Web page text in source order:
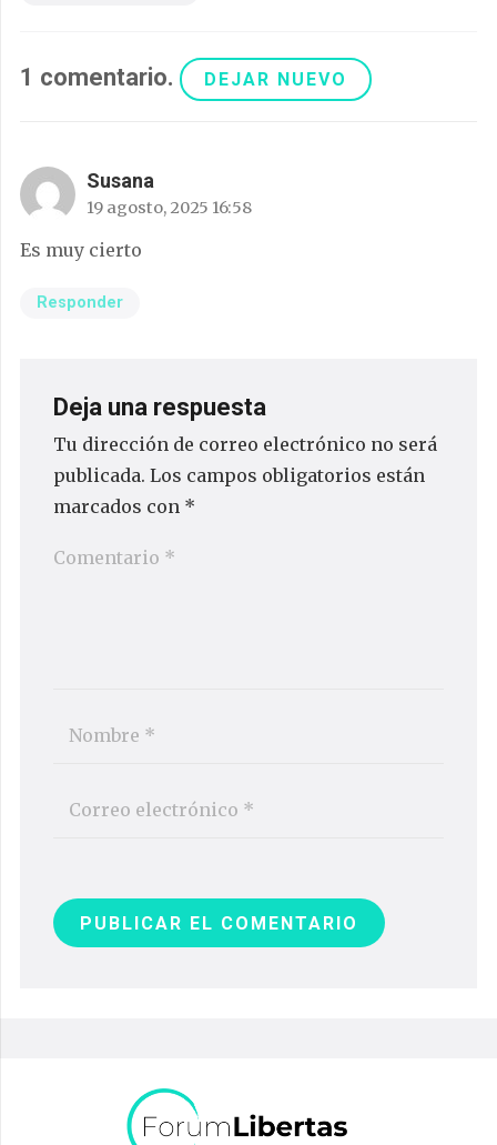
1 comentario. DEJAR NUEVO
Susana
19 agosto, 2025 16:58
Es muy cierto
Responder
Deja una respuesta
Tu dirección de correo electrónico no será
publicada. Los campos obligatorios están
marcados con *
PUBLICAR EL COMENTARIO